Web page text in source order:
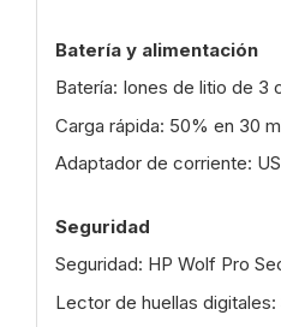
Batería y alimentación
Batería: Iones de litio de 3
Carga rápida: 50% en 30
Adaptador de corriente:
Seguridad
Seguridad: HP Wolf Pro
Lector de huellas digitales: